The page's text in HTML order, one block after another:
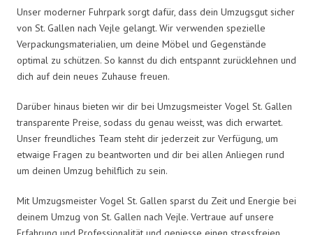
Unser moderner Fuhrpark sorgt dafür, dass dein Umzugsgut sicher
von St. Gallen nach Vejle gelangt. Wir verwenden spezielle
Verpackungsmaterialien, um deine Möbel und Gegenstände
optimal zu schützen. So kannst du dich entspannt zurücklehnen und
dich auf dein neues Zuhause freuen.
Darüber hinaus bieten wir dir bei Umzugsmeister Vogel St. Gallen
transparente Preise, sodass du genau weisst, was dich erwartet.
Unser freundliches Team steht dir jederzeit zur Verfügung, um
etwaige Fragen zu beantworten und dir bei allen Anliegen rund
um deinen Umzug behilflich zu sein.
Mit Umzugsmeister Vogel St. Gallen sparst du Zeit und Energie bei
deinem Umzug von St. Gallen nach Vejle. Vertraue auf unsere